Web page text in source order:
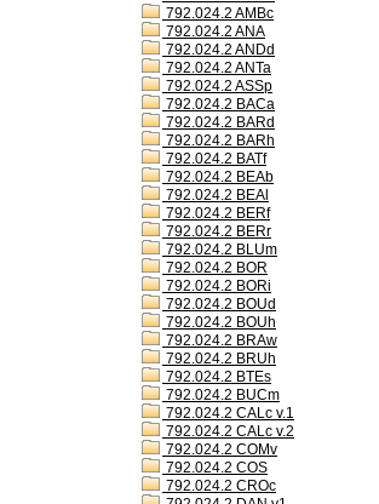
792.024.2 AMBc
792.024.2 ANA
792.024.2 ANDd
792.024.2 ANTa
792.024.2 ASSp
792.024.2 BACa
792.024.2 BARd
792.024.2 BARh
792.024.2 BATf
792.024.2 BEAb
792.024.2 BEAl
792.024.2 BERf
792.024.2 BERr
792.024.2 BLUm
792.024.2 BOR
792.024.2 BORi
792.024.2 BOUd
792.024.2 BOUh
792.024.2 BRAw
792.024.2 BRUh
792.024.2 BTEs
792.024.2 BUCm
792.024.2 CALc v.1
792.024.2 CALc v.2
792.024.2 COMv
792.024.2 COS
792.024.2 CROc